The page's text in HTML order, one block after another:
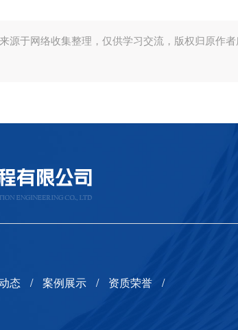
源于网络收集整理，仅供学习交流，版权归原作
态 案例展示 资质荣誉